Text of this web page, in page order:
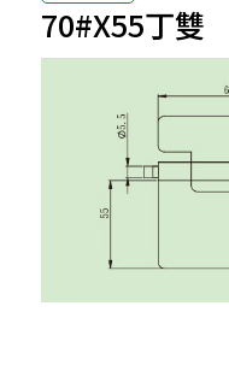
70#X55丁雙